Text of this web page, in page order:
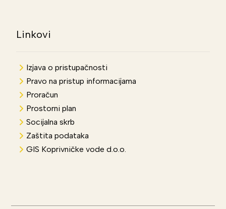
Linkovi
Izjava o pristupačnosti
Pravo na pristup informacijama
Proračun
Prostorni plan
Socijalna skrb
Zaštita podataka
GIS Koprivničke vode d.o.o.